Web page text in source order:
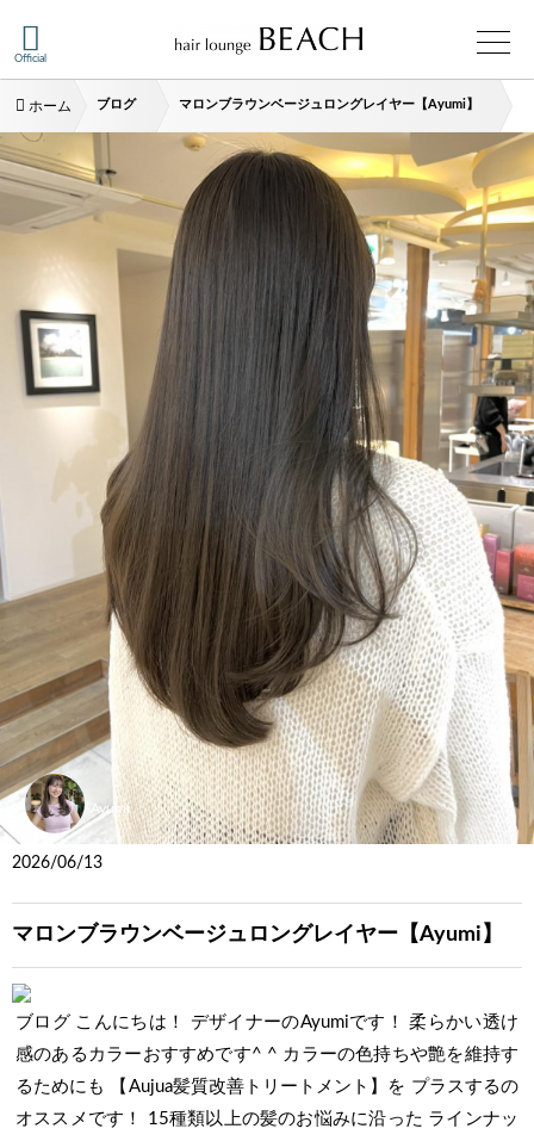
Official
ホーム ブログ マロンブラウンベージュロングレイヤー【Ayumi】
Ayumi
2026/06/13
マロンブラウンベージュロングレイヤー【Ayumi】
ブログ こんにちは！ デザイナーのAyumiです！ 柔らかい透け
感のあるカラーおすすめです^ ^ カラーの色持ちや艶を維持す
るためにも 【Aujua髪質改善トリートメント】を プラスするの
オススメです！ 15種類以上の髪のお悩みに沿った ラインナッ